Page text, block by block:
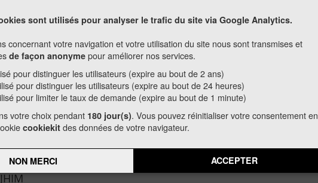
sont utilisés pour analyser le trafic du site via Google Analytics.
concernant votre navigation et votre utilisation du site nous sont transmises et
de façon anonyme pour améliorer nos services.
pour distinguer les utilisateurs (expire au bout de 2 ans)
pour distinguer les utilisateurs (expire au bout de 24 heures)
pour limiter le taux de demande (expire au bout de 1 minute)
votre choix pendant 180 jour(s). Vous pouvez réinitialiser votre consentement en
cookiekit des données de votre navigateur.
NON MERCI ACCEPTER
HARKIS